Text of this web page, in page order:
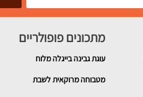
מתכונים פופולריים
עוגת גבינה בייגלה מלוח
מטבוחה מרוקאית לשבת